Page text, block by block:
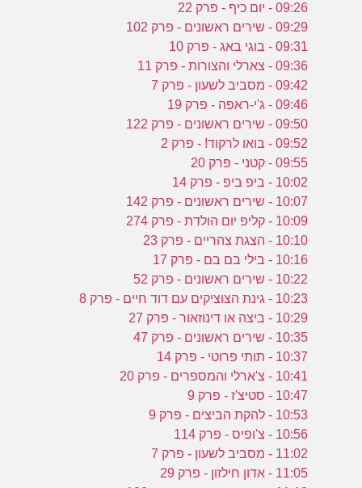
09:26 - יום כיף - פרק 22
09:29 - שירים ראשונים - פרק 102
09:31 - בוגי באג - פרק 10
09:36 - צארלי והצורות - פרק 11
09:42 - מסביב לשעון - פרק 7
09:46 - ג'י-ראפה - פרק 19
09:50 - שירים ראשונים - פרק 122
09:52 - בואו לרקוד! - פרק 2
09:55 - קטני - פרק 20
10:02 - ביפ ביפ - פרק 14
10:07 - שירים ראשונים - פרק 142
10:09 - קליפ יום הולדת - פרק 274
10:10 - הצגת צהריים - פרק 23
10:16 - בילי בם בם - פרק 17
10:22 - שירים ראשונים - פרק 52
10:23 - גינת הצוציקים עם דוד חיים - פרק 8
10:29 - ביצה או דינוזאור - פרק 27
10:35 - שירים ראשונים - פרק 47
10:37 - תותי פרוטי - פרק 14
10:41 - צ'ארלי והמספרים - פרק 20
10:47 - סטיצ'ז - פרק 9
10:53 - להקת הביצים - פרק 9
10:56 - צ'ופיס - פרק 114
11:02 - מסביב לשעון - פרק 7
11:05 - אדון חילזון - פרק 29